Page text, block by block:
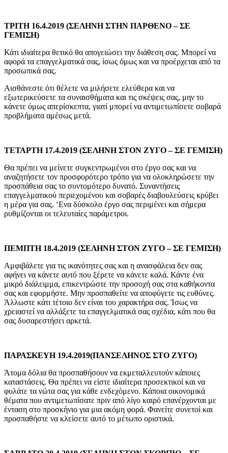
ΤΡΙΤΗ 16.4.2019 (ΣΕΛΗΝΗ ΣΤΗΝ ΠΑΡΘΕΝΟ – ΣΕ
ΓΕΜΙΣΗ)
Κάτι ιδιαίτερα θετικό θα απογειώσει την διάθεση σας. Μπορεί να
αφορά τα επαγγελματικά σας, ίσως όμως και να προέρχεται από τα
προσωπικά σας.
Αισθάνεστε ότι θέλετε να μιλήσετε ελεύθερα και να
εξωτερικεύσετε τα συναισθήματα και τις σκέψεις σας, μην το
κάνετε όμως απερίσκεπτα, γιατί μπορεί να αντιμετωπίσετε σοβαρά
προβλήματα αμέσως μετά.
ΤΕΤΑΡΤΗ 17.4.2019 (ΣΕΛΗΝΗ ΣΤΟΝ ΖΥΓΟ – ΣΕ ΓΕΜΙΣΗ)
Θα πρέπει να μείνετε συγκεντρωμένοι στο έργο σας και να
αναζητήσετε τον προσφορότερο τρόπο για να ολοκληρώσετε την
προσπάθεια σας το συντομότερο δυνατό. Συναντήσεις
επαγγελματικού περιεχομένου και σοβαρές διαβουλεύσεις κρύβει
η μέρα για σας. ‘Eνα δύσκολο έργο σας περιμένει και σήμερα
ρυθμίζονται οι τελευταίες παράμετροι.
ΠΕΜΠΤΗ 18.4.2019 (ΣΕΛΗΝΗ ΣΤΟΝ ΖΥΓΟ – ΣΕ ΓΕΜΙΣΗ)
Αμφιβάλετε για τις ικανότητες σας και η ανασφάλεια δεν σας
αφήνει να κάνετε αυτό που ξέρετε να κάνετε καλά. Κάντε ένα
μικρό διάλειμμα, επικεντρώστε την προσοχή σας στα καθήκοντα
σας και εφορμήστε. Μην προσπαθείτε να αποφύγετε τις ευθύνες.
Άλλωστε κάτι τέτοιο δεν είναι του χαρακτήρα σας. Ίσως να
χρειαστεί να αλλάξετε τα επαγγελματικά σας σχέδια, κάτι που θα
σας δυσαρεστήσει αρκετά.
ΠΑΡΑΣΚΕΥΗ 19.4.2019(ΠΑΝΣΕΛΗΝΟΣ ΣΤΟ ΖΥΓΟ)
Άτομα δόλια θα προσπαθήσουν να εκμεταλλευτούν κάποιες
καταστάσεις. Θα πρέπει να είστε ιδιαίτερα προσεκτικοί και να
φυλάτε τα νώτα σας για κάθε ενδεχόμενο. Κάποια οικονομικά
θέματα που αντιμετωπίσατε πριν από λίγο καιρό επανέρχονται με
ένταση στο προσκήνιο για μια ακόμη φορά. Φανείτε συνετοί και
προσπαθήστε να κλείσετε αυτό το μέτωπο οριστικά.